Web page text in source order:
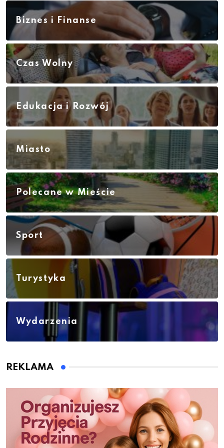
Biznes i Finanse
Czas Wolny
Edukacja i Rozwój
Miasto
Polecane w Mieście
Sport
Turystyka
Wydarzenia
REKLAMA